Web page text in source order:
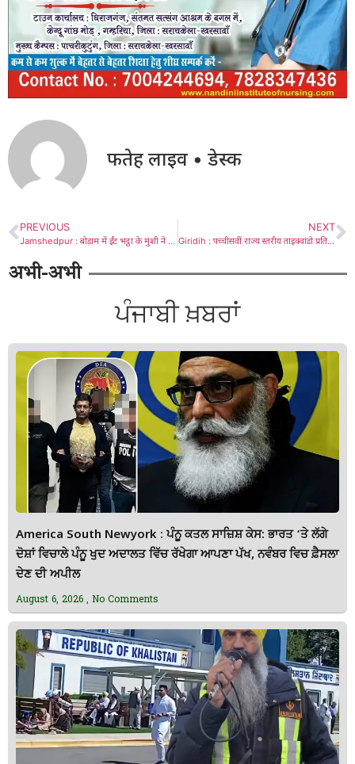
फतेह लाइव • डेस्क
PREVIOUS
Jamshedpur : बोड़ाम में ईंट भट्ठा के मुंशी ने की आत्महत्या, बेटे ने थाने में यह दिया आवेदन
NEXT
Giridih : पच्चीसवीं राज्य स्तरीय ताइक्वांडो प्रतियोगिता में गिरिडीह टीम का शानदार प्रदर्शन
अभी-अभी
ਪੰਜਾਬੀ ਖ਼ਬਰਾਂ
America South Newyork : ਪੰਨੂ ਕਤਲ ਸਾਜ਼ਿਸ਼ ਕੇਸ: ਭਾਰਤ ‘ਤੇ ਲੱਗੇ
ਦੋਸ਼ਾਂ ਵਿਚਾਲੇ ਪੰਨੂ ਖੁਦ ਅਦਾਲਤ ਵਿੱਚ ਰੱਖੇਗਾ ਆਪਣਾ ਪੱਖ, ਨਵੰਬਰ ਵਿਚ ਫ਼ੈਸਲਾ
ਦੇਣ ਦੀ ਅਪੀਲ
August 6, 2026 No Comments